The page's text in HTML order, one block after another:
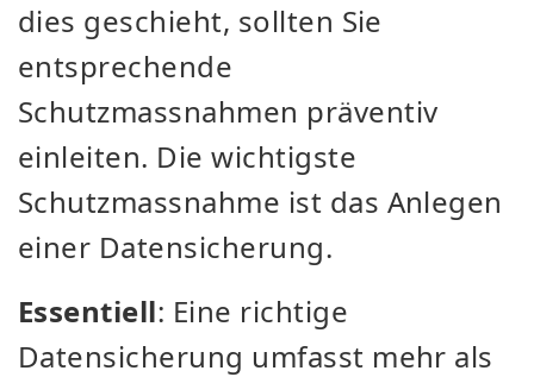
dies geschieht, sollten Sie
entsprechende
Schutzmassnahmen präventiv
einleiten. Die wichtigste
Schutzmassnahme ist das Anlegen
einer Datensicherung.
Essentiell: Eine richtige
Datensicherung umfasst mehr als